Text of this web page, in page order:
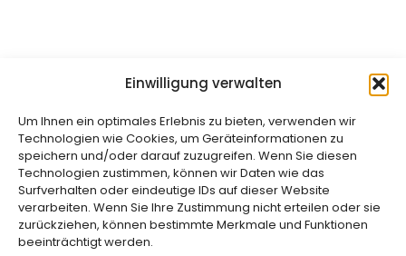
Einwilligung verwalten
Um Ihnen ein optimales Erlebnis zu bieten, verwenden wir
Technologien wie Cookies, um Geräteinformationen zu
speichern und/oder darauf zuzugreifen. Wenn Sie diesen
Technologien zustimmen, können wir Daten wie das
Surfverhalten oder eindeutige IDs auf dieser Website
verarbeiten. Wenn Sie Ihre Zustimmung nicht erteilen oder sie
zurückziehen, können bestimmte Merkmale und Funktionen
beeinträchtigt werden.
NEU im Bestand: barrierefreie
Kabelbrücken